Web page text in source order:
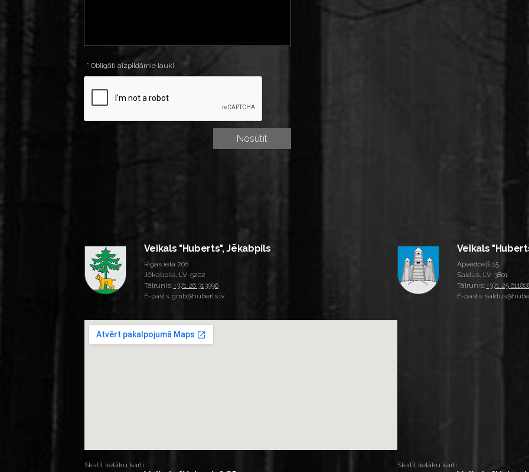
* Obligāti aizpildāmie lauki
Veikals "Huberts", Jēkabpils
Rīgas iela 208
Jēkabpils, LV-5202
Tālrunis: +371 26 313996
E-pasts: gmb@huberts.lv
Skatīt lielāku karti
Veikals
Apvedceļš 15
Saldus, LV-3801
Tālrunis: +371 25
E-pasts:
Skatīt lielāku karti